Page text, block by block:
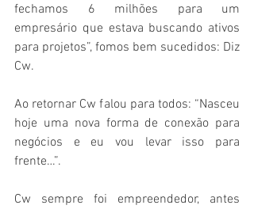
fechamos 6 milhões para um
empresário que estava buscando ativos
para projetos”, fomos bem sucedidos: Diz
Cw.
Ao retornar Cw falou para todos: “Nasceu
hoje uma nova forma de conexão para
negócios e eu vou levar isso para
frente…”.
Cw sempre foi empreendedor, antes